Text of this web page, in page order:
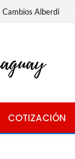
Cambios Alberdi
COTIZACIÓN